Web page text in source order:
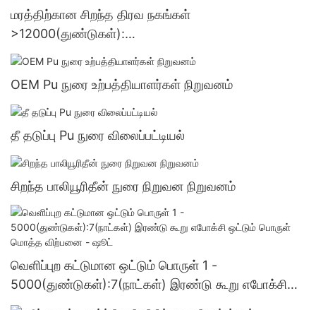
மரத்திற்கான சிறந்த திரவ நகங்கள்
>12000(துண்டுகள்):
பேச்சுவார்த்தைக்குட்பட்டவை(நாட்கள்) >=30000
துண்டுகள்US72 உற்பத்தியாளர்கள்
OEM Pu நுரை உற்பத்தியாளர்கள் நிறுவனம்
தீ தடுப்பு Pu நுரை விலைப்பட்டியல்
சிறந்த பாலியூரிதீன் நுரை நிறுவன நிறுவனம்
வெளிப்புற கட்டுமான ஒட்டும் பொருள் 1 -
5000(துண்டுகள்):7(நாட்கள்) இரண்டு கூறு எபோக்சி
ஒட்டும் பொருள் மொத்த விற்பனை - ஷூட்